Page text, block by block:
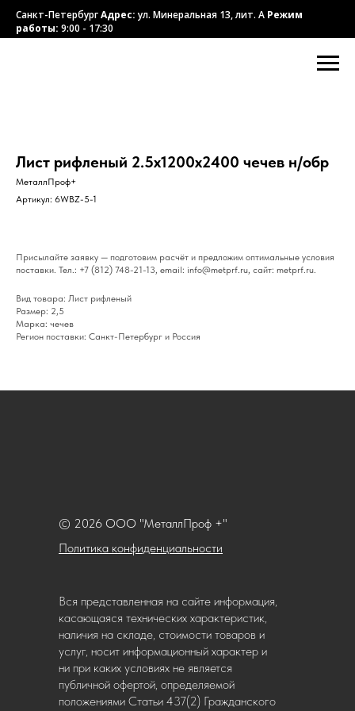
Санкт-ПетербургАдрес:ул. Минеральная 13, лит. А Режим
работы: 9:00 - 17:30
Лист рифленый 2.5х1200х2400 чечев н/обр
МеталлПроф+
Артикул: 6WBZ-5-1
Присылайте заявку — подготовим расчёт и предложим оптимальные условия
поставки. Тел.: +7 (812) 748-21-13, email: info@metprf.ru, сайт: metprf.ru.
Вид товара: Лист рифленый
Размер: 2,5
Марка: чечев
Регион поставки: Санкт-Петербург и Россия
Политика конфиденциальности
© 2026 ООО "МеталлПроф +"
Вся представленная на сайте информация,
касающаяся технических характеристик,
наличия на складе, стоимости товаров и
услуг, носит информационный характер и
ни при каких условиях не является
публичной офертой, определяемой
положениями Статьи 437(2) Гражданского